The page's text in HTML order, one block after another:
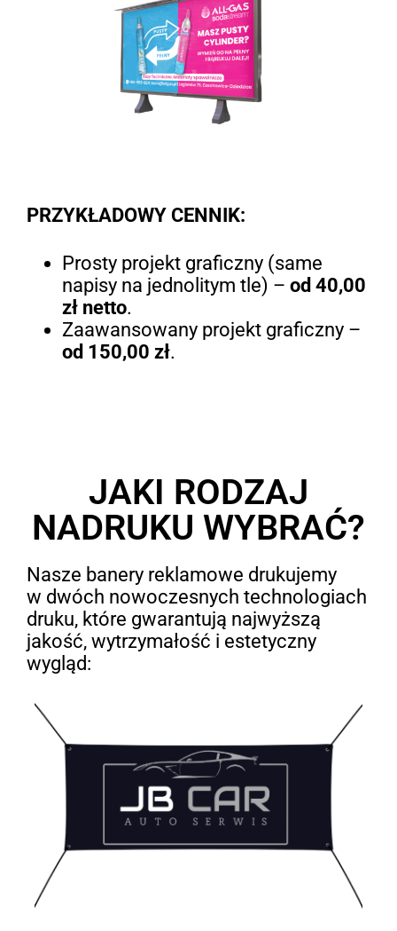
PRZYKŁADOWY CENNIK:
Prosty projekt graficzny (same
napisy na jednolitym tle) – od 40,00
zł netto.
Zaawansowany projekt graficzny –
od 150,00 zł.
JAKI RODZAJ
NADRUKU WYBRAĆ?
Nasze banery reklamowe drukujemy
w dwóch nowoczesnych technologiach
druku, które gwarantują najwyższą
jakość, wytrzymałość i estetyczny
wygląd: